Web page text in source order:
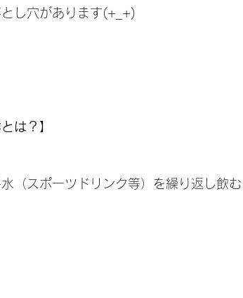
し穴があります(+_+)
は？】
（スポーツドリンク等）を繰り返し飲